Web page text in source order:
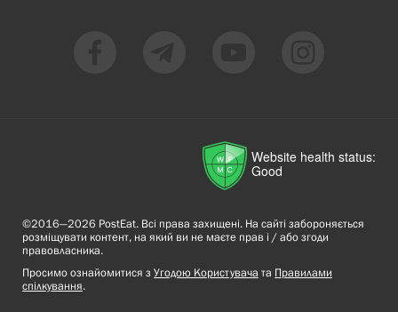
Website health status:
Good
©2016—2026 PostEat. Всі права захищені. На сайті забороняється
розміщувати контент, на який ви не маєте прав і / або згоди
правовласника.
Просимо ознайомитися з Угодою Користувача та Правилами
спілкування.